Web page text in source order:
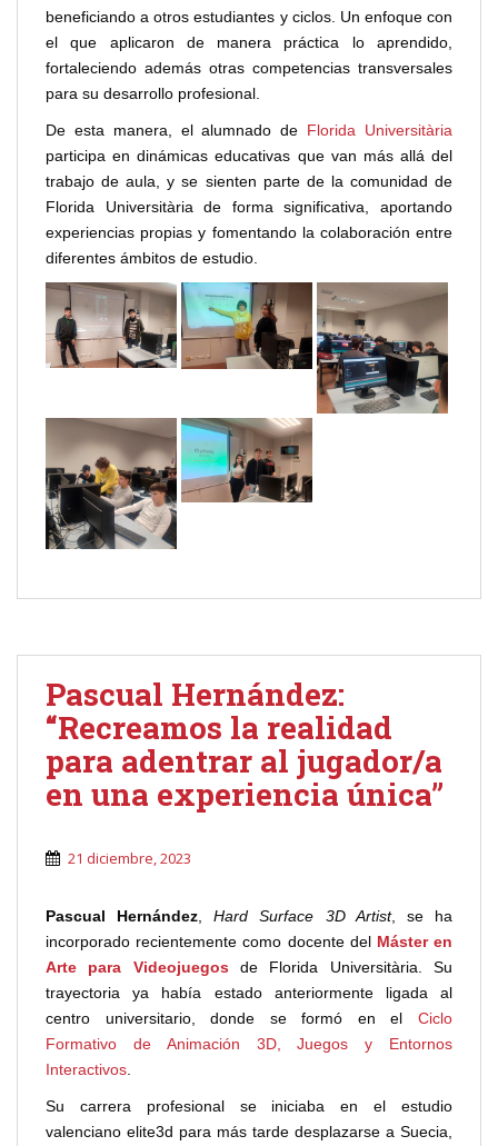
beneficiando a otros estudiantes y ciclos. Un enfoque con
el que aplicaron de manera práctica lo aprendido,
fortaleciendo además otras competencias transversales
para su desarrollo profesional.
De esta manera, el alumnado de Florida Universitària
participa en dinámicas educativas que van más allá del
trabajo de aula, y se sienten parte de la comunidad de
Florida Universitària de forma significativa, aportando
experiencias propias y fomentando la colaboración entre
diferentes ámbitos de estudio.
Pascual Hernández:
“Recreamos la realidad
para adentrar al jugador/a
en una experiencia única”
21 diciembre, 2023
Pascual Hernández ,Hard Surface 3D Artist, se ha
incorporado recientemente como docente del Máster en
Arte para Videojuegosde Florida Universitària. Su
trayectoria ya había estado anteriormente ligada al
centro universitario, donde se formó en el Ciclo
Formativo de Animación 3D, Juegos y Entornos
Interactivos
Su carrera profesional se iniciaba en el estudio
valenciano elite3d para más tarde desplazarse a Suecia,